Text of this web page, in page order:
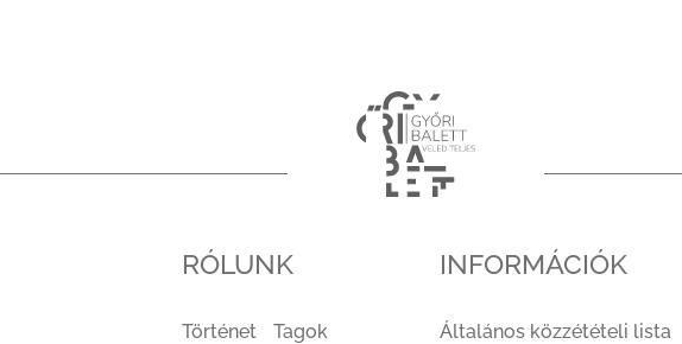
RÓLUNK
Történet
Tagok
INFORMÁCIÓK
Általános közzétételi lista